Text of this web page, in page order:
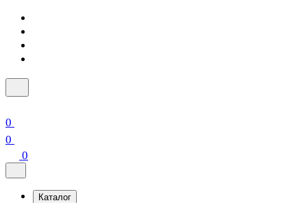
0
0
0
Каталог